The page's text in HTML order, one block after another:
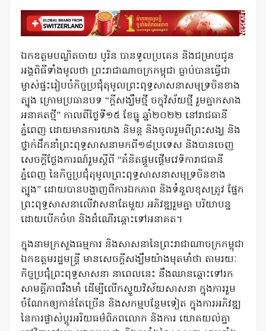
ឯកឧត្តមបណ្ឌិតចាយ បូរិន បានទូលប្រគេន និងជម្រាបជូន
អង្គពិធីទាំងមូលថា ព្រះរាជាណាចក្រកម្ពុជា ធ្លាប់បានធ្វើជា
ម្ចាស់ផ្ទះរៀបចំកិច្ចប្រជុំតុមូលព្រះពុទ្ធសាសនាសមុទ្រចិនខាង
ត្បូង ក្រោមប្រធានបទ “ក្តីសង្ឃឹមថ្មី ចក្ខុវិស័យថ្មី រួមគ្នាកសាង
អនាគតថ្មី” កាលពីថ្ងៃទី១៥ ខែធ្នូ ឆ្នាំ២០២២ នៅរាជធានី
ភ្នំពេញ ដោយមានការយាង និមន្ត និងចូលរួមពីព្រះសង្ឃ និង
ថ្នាក់ដឹកនាំព្រះពុទ្ធសាសនាមកពី១៨ប្រទេស និងបានចេញ
សេចក្តីថ្លែងការណ៍រួមស្តីពី “គំនិតផ្តួមផ្តើមវេទិការាជធានី
ភ្នំពេញ នៃកិច្ចប្រជុំតុមូលព្រះពុទ្ធសាសនាសមុទ្រចិនខាង
ត្បូង” ដោយបានបង្ហាញពីការឯកភាព និងទំនួលខុសត្រូវ ផ្នែក
ព្រះពុទ្ធសាសនាលើវាសនាតែមួយ អភិវឌ្ឍរួមគ្នា បរិយាបន្ន
ដោយបើកចំហ និងដំណើរឆ្ពោះទៅអនាគត។
ក្នុងនាមក្រសួងធម្មការ និងសាសនានៃព្រះរាជាណាចក្រកម្ពុជា
ឯកឧត្តមរដ្ឋមន្ត្រី មានសេចក្តីសង្ឃឹមយ៉ាងមុតមាំថា តាមរយៈ
កិច្ចប្រជុំព្រះពុទ្ធសាសនា នាពេលនេះ នឹងឈានឆ្ពោះទៅរក
សាមគ្គីភាពរឹងមាំ ដើម្បីលើកស្ទួយវិស័យសាសនា ក្នុងការរួម
ចំណែកឲ្យកាន់តែច្រើន និងសកម្មបន្ថែមទៀត ក្នុងការអភិវឌ្ឍ
នៃការផ្លាស់ប្តូរអរិយធម៌ពិភពលោក និងការ យោគយល់គ្នា